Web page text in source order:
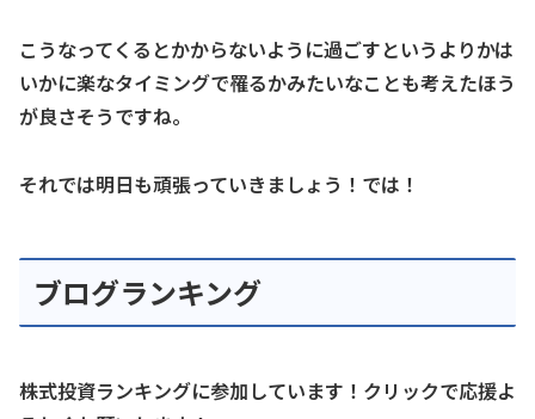
こうなってくるとかからないように過ごすというよりかは
いかに楽なタイミングで罹るかみたいなことも考えたほう
が良さそうですね。
それでは明日も頑張っていきましょう！では！
ブログランキング
株式投資ランキングに参加しています！クリックで応援よ